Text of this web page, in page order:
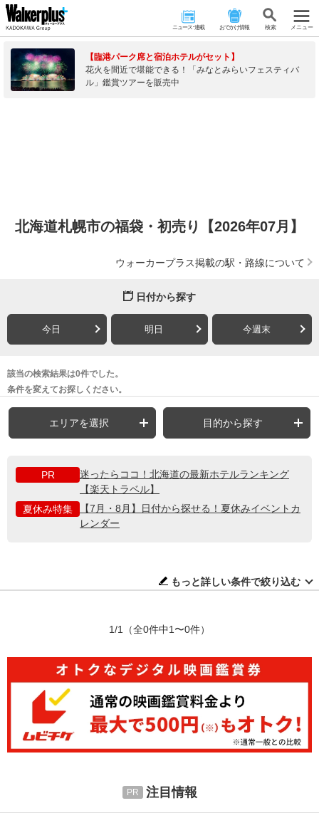
ニュース･連載 おでかけ情報 検 索 メニュー
【臨港パーク席と宿泊ホテルがセット】
花火を間近で堪能できる！「みなとみらいフェスティバ
ル」鑑賞ツアーを販売中
北海道札幌市の福袋・初売り【2026年07月】
ウォーカープラス掲載の駅・路線について
日付から探す
今日 明日 今週末
該当の検索結果は0件でした。
条件を変えてお探しください。
エリアを選択 目的から探す
PR
迷ったらココ！北海道の最新ホテルランキング
【楽天トラベル】
夏休み特集
【7月・8月】日付から探せる！夏休みイベントカ
レンダー
もっと詳しい条件で絞り込む
1/1 （全0件中1〜0件）
注目情報